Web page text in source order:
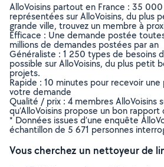
AlloVoisins partout en France : 35
représentées sur AlloVoisins, du plus
grande ville, trouvez un membre à
Efficace : Une demande postée
millions de demandes postées par an
Généraliste : 1 250 types de besoins
possible sur AlloVoisins, du plus petit
projets.
Rapide : 10 minutes pour recevoir
votre demande
Qualité / prix : 4 membres AlloVoisins
qu’AlloVoisins propose un bon
* Données issues d’une enquête
échantillon de 5 671 personnes
Vous cherchez un nettoyeur de